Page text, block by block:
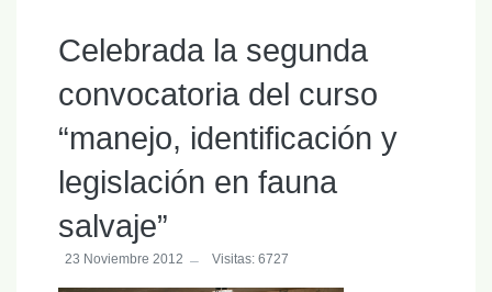
Celebrada la segunda
convocatoria del curso
“manejo, identificación y
legislación en fauna
salvaje”
23 Noviembre 2012 Visitas: 6727